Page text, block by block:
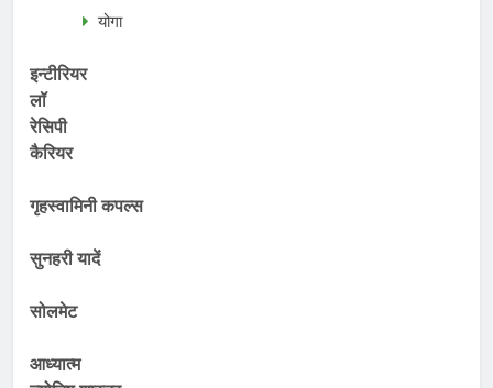
योगा
इन्टीरियर
लॉ
रेसिपी
कैरियर
गृहस्वामिनी कपल्स
सुनहरी यादें
सोलमेट
आध्यात्म